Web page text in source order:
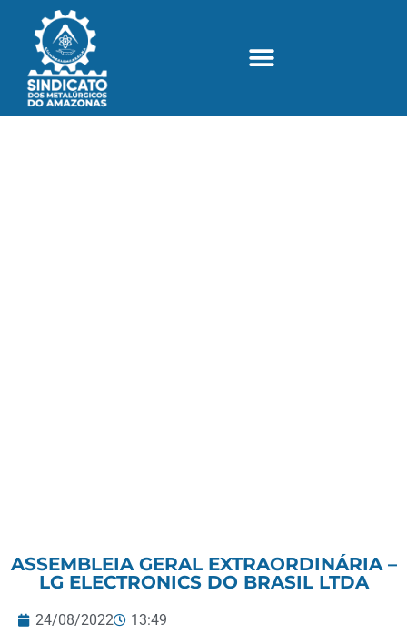
ASSEMBLEIA GERAL EXTRAORDINÁRIA –
LG ELECTRONICS DO BRASIL LTDA
24/08/2022 13:49